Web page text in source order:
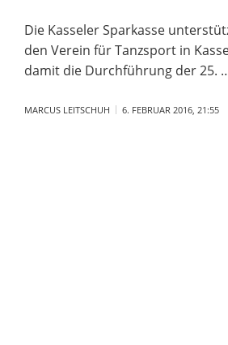
Die Kasseler Sparkasse
den Verein für Tanzsport in
damit die Durchführung der 25.
MARCUS LEITSCHUH 6. FEBRUAR 2016, 21:55